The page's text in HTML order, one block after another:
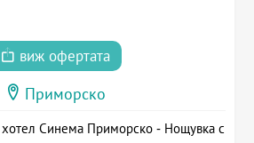
виж офертата
Приморско
хотел Синема Приморско - Нощувка с